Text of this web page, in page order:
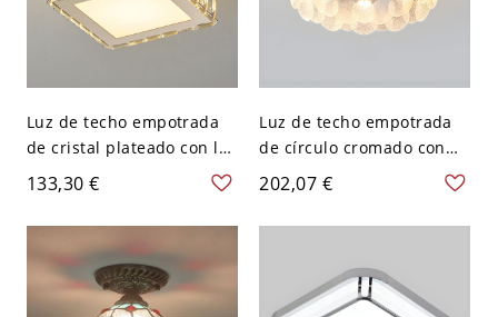
Luz de techo empotrada
de cristal plateado con luz
cálida y pantalla hacia
abajo - 110 A 120 V
Cuadro
133,30 €
Luz de techo empotrada
de círculo cromado con
tercera temperatura de
color - 110 A 120 V 45,72
cm
202,07 €